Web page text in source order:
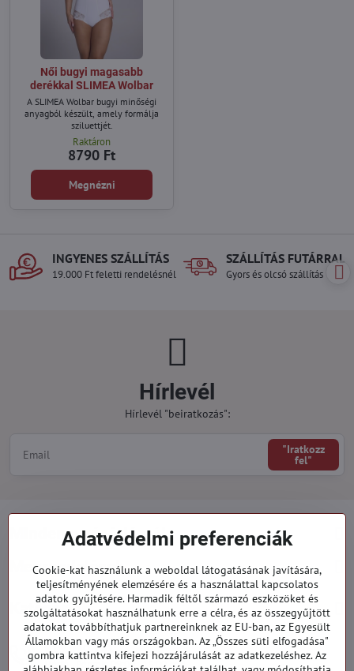
Női bugyi magasabb
derékkal SLIMEA Wolbar
A SLIMEA Wolbar bugyi minőségi
anyagból készült, amely formálja
sziluettjét.
Raktáron
8790 Ft
Megnézni
INGYENES SZÁLLÍTÁS
19.000 Ft feletti rendelésnél
SZÁLLÍTÁS FUTÁRRAL
Gyors és olcsó szállítás
Hírlevél
Hírlevél "beiratkozás":
"Iratkozz
fel"
Minden a vásárlásról
Megrendelések
Kategóriák
919 060 751
Hétfő - Péntek: 09:00 - 15:00 hod.
Adatvédelmi preferenciák
Cookie-kat használunk a weboldal látogatásának javítására,
teljesítményének elemzésére és a használattal kapcsolatos
adatok gyűjtésére. Harmadik féltől származó eszközöket és
szolgáltatásokat használhatunk erre a célra, és az összegyűjtött
adatokat továbbíthatjuk partnereinknek az EU-ban, az Egyesült
Államokban vagy más országokban. Az „Összes süti elfogadása"
gombra kattintva kifejezi hozzájárulását az adatkezeléshez. Az